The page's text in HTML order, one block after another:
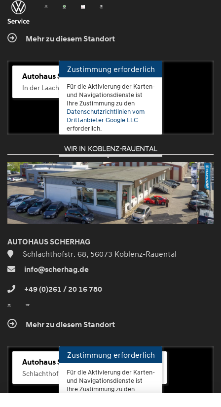
Mehr zu diesem Standort
Autohaus Scherhag
In der Laach 76, 56072 Koblenz-Güls
Zustimmung erforderlich
Für die Aktivierung der Karten-
und Navigationsdienste ist
Ihre Zustimmung zu den
Datenschutzrichtlinien vom
Drittanbieter Google LLC
erforderlich.
Zustimmen
und
aktivieren
WIR IN KOBLENZ-RAUENTAL
AUTOHAUS SCHERHAG
Schlachthofstr. 68, 56073 Koblenz-Rauental
info@scherhag.de
+49 (0)261 / 20 16 780
Mehr zu diesem Standort
Autohaus Scherhag
Schlachthofstr. 68, 56073 Koblenz-Rauental
Zustimmung erforderlich
Für die Aktivierung der Karten-
und Navigationsdienste ist
Ihre Zustimmung zu den